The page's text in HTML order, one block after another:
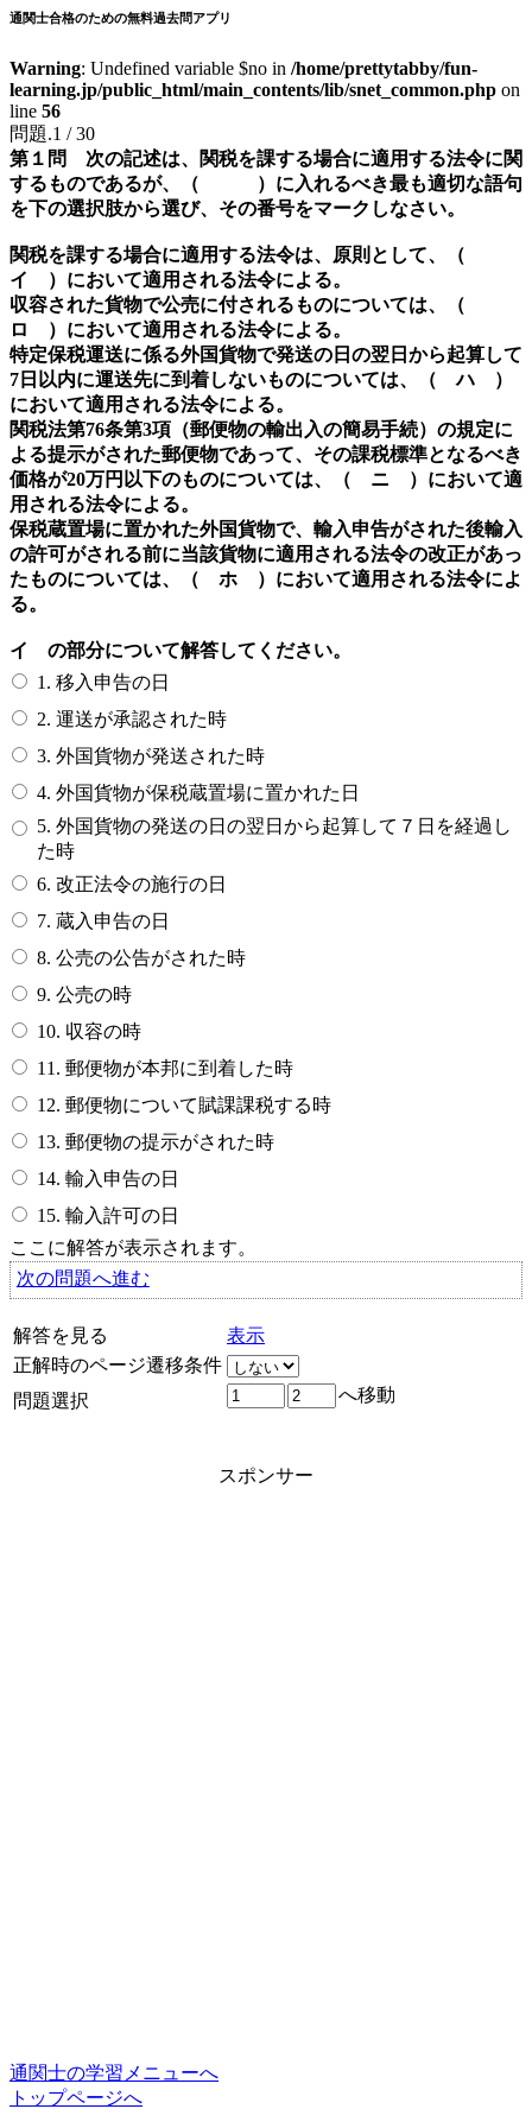
通関士合格のための無料過去問アプリ
Warning: Undefined variable $no in /home/prettytabby/fun-
learning.jp/public_html/main_contents/lib/snet_common.php on
line 56
問題.1 / 30
第１問 次の記述は、関税を課する場合に適用する法令に関
するものであるが、（ ）に入れるべき最も適切な語句
を下の選択肢から選び、その番号をマークしなさい。
関税を課する場合に適用する法令は、原則として、（
イ ）において適用される法令による。
収容された貨物で公売に付されるものについては、（
ロ ）において適用される法令による。
特定保税運送に係る外国貨物で発送の日の翌日から起算して
7日以内に運送先に到着しないものについては、（ ハ ）
において適用される法令による。
関税法第76条第3項（郵便物の輸出入の簡易手続）の規定に
よる提示がされた郵便物であって、その課税標準となるべき
価格が20万円以下のものについては、（ ニ ）において適
用される法令による。
保税蔵置場に置かれた外国貨物で、輸入申告がされた後輸入
の許可がされる前に当該貨物に適用される法令の改正があっ
たものについては、（ ホ ）において適用される法令によ
る。
イ の部分について解答してください。
1. 移入申告の日
2. 運送が承認された時
3. 外国貨物が発送された時
4. 外国貨物が保税蔵置場に置かれた日
5. 外国貨物の発送の日の翌日から起算して７日を経過し
た時
6. 改正法令の施行の日
7. 蔵入申告の日
8. 公売の公告がされた時
9. 公売の時
10. 収容の時
11. 郵便物が本邦に到着した時
12. 郵便物について賦課課税する時
13. 郵便物の提示がされた時
14. 輸入申告の日
15. 輸入許可の日
ここに解答が表示されます。
次の問題へ進む
解答を見る
表示
正解時のページ遷移条件
問題選択
へ移動
スポンサー
通関士の学習メニューへ
トップページへ